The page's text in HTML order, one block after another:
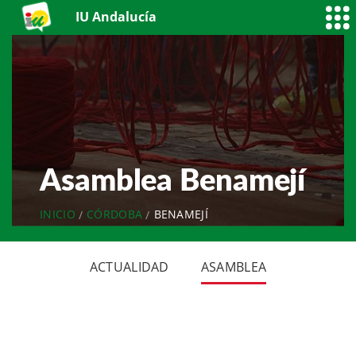
IU Andalucía
Asamblea Benamejí
INICIO CÓRDOBA BENAMEJÍ
ACTUALIDAD ASAMBLEA